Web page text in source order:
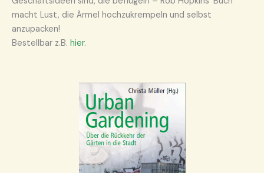
macht Lust, die Ärmel hochzukrempeln und selbst
anzupacken!
Bestellbar z.B. hier.